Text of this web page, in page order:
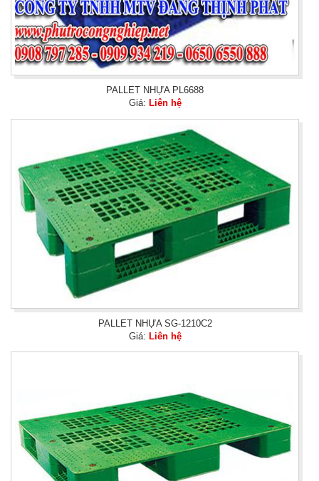
Tăng cường khả năng chịu tải, sử dụng trên kệ, dễ dàng
sử dụng cho tất cả các loại xe nâng.
PALLET NHỰA PL6688
Giá: Liên hệ
PALLET NHỰA SG-1210C2
Giá: Liên hệ